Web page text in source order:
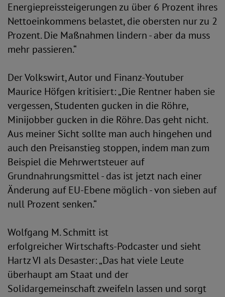
Energiepreissteigerungen zu über 6 Prozent ihres
Nettoeinkommens belastet, die obersten nur zu 2
Prozent. Die Maßnahmen lindern - aber da muss
mehr passieren.“
Der Volkswirt, Autor und Finanz-Youtuber
Maurice Höfgen kritisiert: „Die Rentner haben sie
vergessen, Studenten gucken in die Röhre,
Minijobber gucken in die Röhre. Das geht nicht.
Aus meiner Sicht sollte man auch hingehen und
auch den Preisanstieg stoppen, indem man zum
Beispiel die Mehrwertsteuer auf
Grundnahrungsmittel - das ist jetzt nach einer
Änderung auf EU-Ebene möglich - von sieben auf
null Prozent senken.“
Wolfgang M. Schmitt ist
erfolgreicher Wirtschafts-Podcaster und sieht
Hartz VI als Desaster: „Das hat viele Leute
überhaupt am Staat und der
Solidargemeinschaft zweifeln lassen und sorgt